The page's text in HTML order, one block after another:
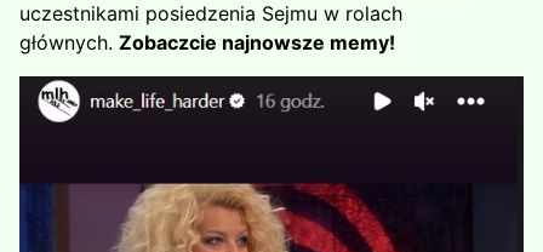
uczestnikami posiedzenia Sejmu w rolach
głównych. Zobaczcie najnowsze memy!